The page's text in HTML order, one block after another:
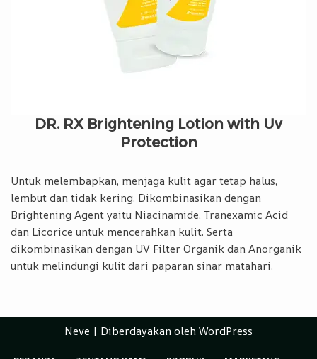
DR. RX Brightening Lotion with Uv
Protection
Untuk melembapkan, menjaga kulit agar tetap halus,
lembut dan tidak kering. Dikombinasikan dengan
Brightening Agent yaitu Niacinamide, Tranexamic Acid
dan Licorice untuk mencerahkan kulit. Serta
dikombinasikan dengan UV Filter Organik dan Anorganik
untuk melindungi kulit dari paparan sinar matahari.
Neve | Diberdayakan olehWordPress